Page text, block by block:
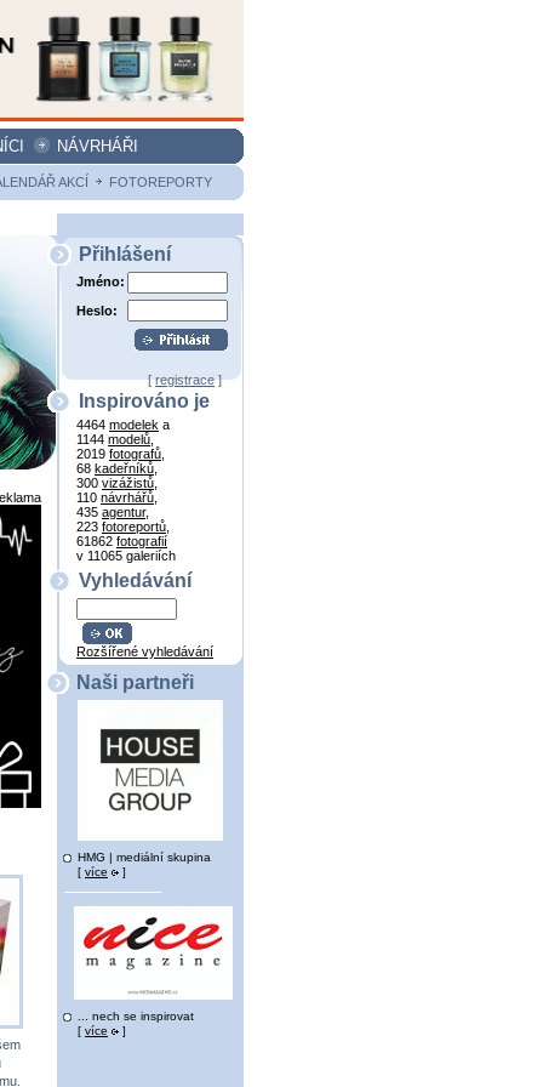
NÁVRHÁŘI
AKCÍ FOTOREPORTY
Přihlášení
Jméno:
Heslo:
[registrace]
Inspirováno je
4464 modelek a
1144 modelů
2019 fotografů
68 kadeřníků
300 vizážistů
110 návrhářů
435 agentur,
223 fotoreportů
61862 fotografií
v 11065 galeriích
Vyhledávání
Rozšířené vyhledávání
Naši partneři
HMG | mediální skupina
[ více ]
... nech se inspirovat
[ více ]